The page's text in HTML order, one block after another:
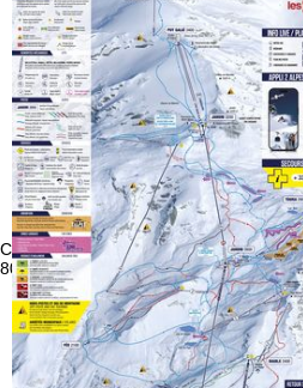
Consulenza
800 684382 *